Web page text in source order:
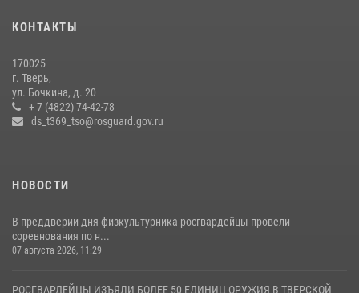
(видео)
Росгвардейцы оказали помощь водителю на дороге в городе Кашин
22 июля 2026, 08:35
КОНТАКТЫ
170025
г. Тверь,
ул. Бочкина, д. 20
+ 7 (4822) 74-42-78
ds_t369_tso@rosguard.gov.ru
НОВОСТИ
В преддверии дня физкультурника росгвардейцы провели
соревнования по н...
07 августа 2026, 11:29
РОСГВАРДЕЙЦЫ ИЗЪЯЛИ БОЛЕЕ 50 ЕДИНИЦ ОРУЖИЯ В ТВЕРСКОЙ